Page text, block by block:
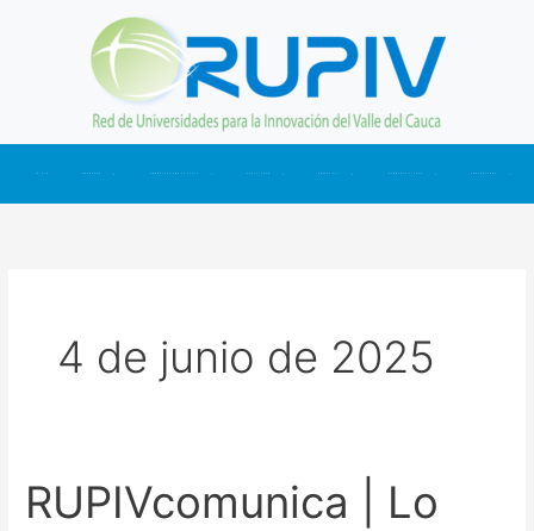
4 de junio de 2025
RUPIVcomunica | Lo
RUPIVcomunica
|